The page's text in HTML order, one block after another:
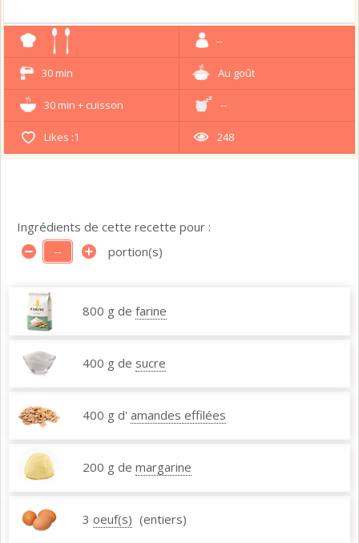
--
30 min Au goût
30 min + cuisson --
Likes :1 248
Ingrédients de cette recette pour :
portion(s)
800 g de farine
400 g de sucre
400 g d' amandes effilées
200 g de margarine
3 oeuf(s) (entiers)